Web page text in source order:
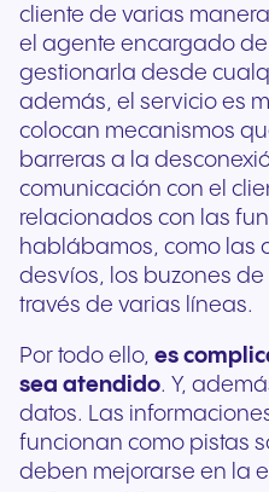
cliente de varias
el agente encargado
gestionarla desde
además, el servicio es
colocan mecanismos
barreras a la
comunicación con el
relacionados con las
hablábamos, como las
desvíos, los buzones
través de varias líneas.
Por todo ello, es
sea atendido. Y,
datos. Las
funcionan como pistas
deben mejorarse en la